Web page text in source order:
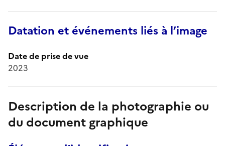
Datation et événements liés à l’image
Date de prise de vue
2023
Description de la photographie ou
du document graphique